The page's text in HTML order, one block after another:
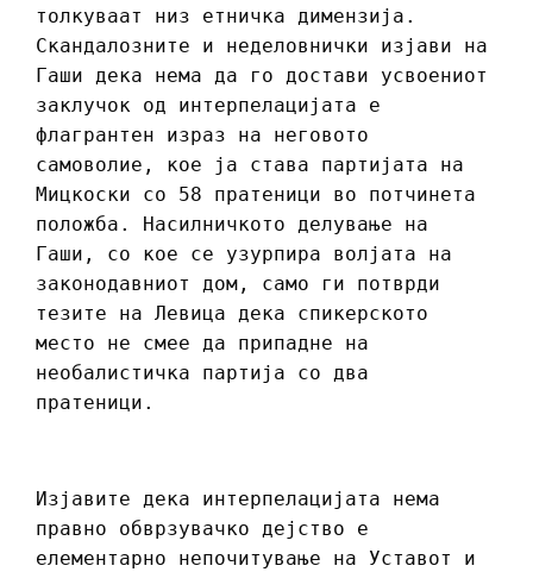
толкуваат низ етничка димензија.
Скандалозните и неделовнички изјави на
Гаши дека нема да го достави усвоениот
заклучок од интерпелацијата е
флагрантен израз на неговото
самоволие, кое ја става партијата на
Мицкоски со 58 пратеници во потчинета
положба. Насилничкото делување на
Гаши, со кое се узурпира волјата на
законодавниот дом, само ги потврди
тезите на Левица дека спикерското
место не смее да припадне на
необалистичка партија со два
пратеници.
Изјавите дека интерпелацијата нема
правно обврзувачко дејство е
елементарно непочитување на Уставот и